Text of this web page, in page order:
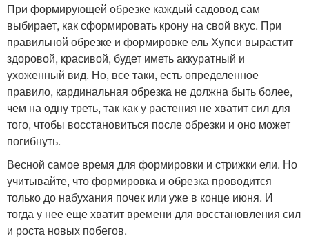
При формирующей обрезке каждый садовод сам
выбирает, как сформировать крону на свой вкус. При
правильной обрезке и формировке ель Хупси вырастит
здоровой, красивой, будет иметь аккуратный и
ухоженный вид. Но, все таки, есть определенное
правило, кардинальная обрезка не должна быть более,
чем на одну треть, так как у растения не хватит сил для
того, чтобы восстановиться после обрезки и оно может
погибнуть.
Весной самое время для формировки и стрижки ели. Но
учитывайте, что формировка и обрезка проводится
только до набухания почек или уже в конце июня. И
тогда у нее еще хватит времени для восстановления сил
и роста новых побегов.